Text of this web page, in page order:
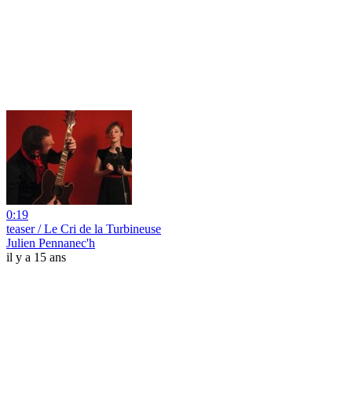
0:19
teaser / Le Cri de la Turbineuse
Julien Pennanec'h
il y a 15 ans